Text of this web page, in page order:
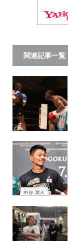
関連記事一覧